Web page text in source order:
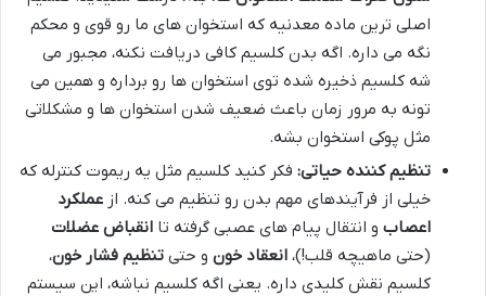
اصلی ترین ماده معدنیه که استخوان های ما رو قوی و محکم
نگه می داره. اگه بدن کلسیم کافی دریافت نکنه، مجبور می
شه کلسیم ذخیره شده توی استخوان ها رو برداره و همین می
تونه به مرور زمان باعث ضعیف شدن استخوان ها و مشکلاتی
مثل پوکی استخوان بشه.
تنظیم کننده حیاتی: فکر کنید کلسیم مثل یه ریموت کنترله که
خیلی از فرآیندهای مهم بدن رو تنظیم می کنه. از عملکرد
اعصاب و انتقال پیام های عصبی گرفته تا انقباض عضلات
(حتی ماهیچه قلب!)، انعقاد خون و حتی تنظیم فشار خون،
کلسیم نقش کلیدی داره. یعنی اگه کلسیم نباشه، این سیستم